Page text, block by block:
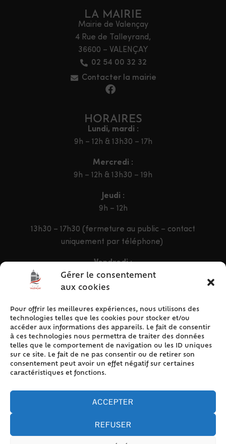
Gérer le consentement
aux cookies
Pour offrir les meilleures expériences, nous utilisons des
technologies telles que les cookies pour stocker et/ou
accéder aux informations des appareils. Le fait de consentir
à ces technologies nous permettra de traiter des données
telles que le comportement de navigation ou les ID uniques
sur ce site. Le fait de ne pas consentir ou de retirer son
consentement peut avoir un effet négatif sur certaines
caractéristiques et fonctions.
ACCEPTER
REFUSER
LA MAIRIE
Mairie de Valençay
4 Rue de Talleyrand,
36600 – VALENÇAY
02 54 00 32 32
Contacter la mairie
HORAIRES
Lundi, mardi :
9h – 12h & 13h30 – 17h
Mercredi :
9h – 12h & 13h30 – 19h
Jeudi :
9h – 12h
13h30 – 17h30 (fermeture au public – contact
uniquement par téléphone)
Vendredi :
9h – 12h & 13h30 – 16h30
ACCÈS RAPIDE
Accueil
Contact
Plan du site
Mentions légales
Politique de cookies (UE)